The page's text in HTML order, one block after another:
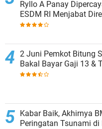
Ryllo A Panay
ESDM RI Menjabat
Aset Barang Bukti
2 Juni Pemkot Bitung
Bakal Bayar Gaji 13 &
Kabar Baik, Akhirnya
Peringatan Tsunami